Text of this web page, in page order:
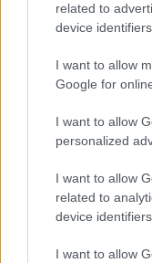
related to
device
I want to allow
Google for
I want to allow
personalized
I want to allow
related to
device
I want to allow
A fuoco
vigili
Le
Gallura